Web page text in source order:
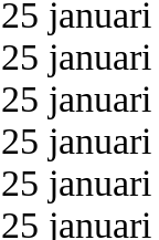
25
25
25
25
25
25